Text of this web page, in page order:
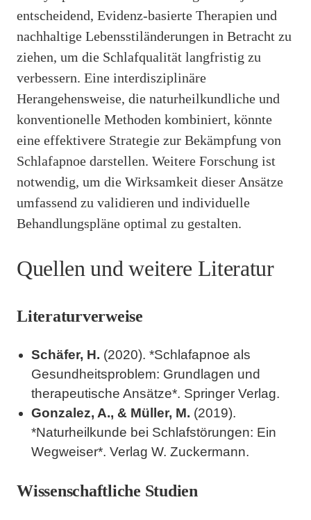
entscheidend, Evidenz-basierte Therapien und
nachhaltige Lebensstiländerungen in Betracht zu
ziehen, um die Schlafqualität langfristig zu
verbessern. Eine interdisziplinäre
Herangehensweise, die naturheilkundliche und
konventionelle Methoden kombiniert, könnte
eine effektivere Strategie zur Bekämpfung von
Schlafapnoe darstellen. Weitere Forschung ist
notwendig, um die Wirksamkeit dieser Ansätze
umfassend zu validieren und individuelle
Behandlungspläne optimal zu gestalten.
Quellen und weitere Literatur
Literaturverweise
Schäfer, H. (2020). *Schlafapnoe als
Gesundheitsproblem: Grundlagen und
therapeutische Ansätze*. Springer Verlag.
Gonzalez, A., & Müller, M. (2019).
*Naturheilkunde bei Schlafstörungen: Ein
Wegweiser*. Verlag W. Zuckermann.
Wissenschaftliche Studien